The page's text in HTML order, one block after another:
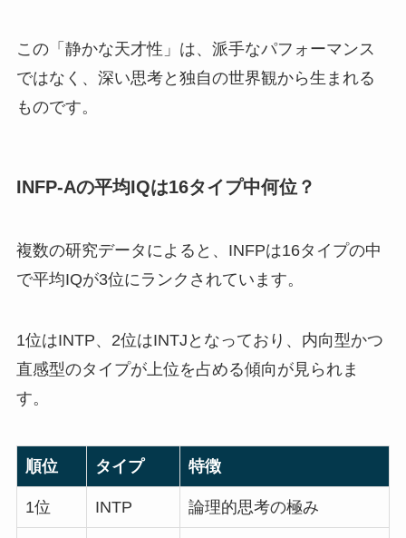
この「静かな天才性」は、派手なパフォーマンス
ではなく、深い思考と独自の世界観から生まれる
ものです。
INFP-Aの平均IQは16タイプ中何位？
複数の研究データによると、INFPは16タイプの中
で平均IQが3位にランクされています。
1位はINTP、2位はINTJとなっており、内向型かつ
直感型のタイプが上位を占める傾向が見られま
す。
順位 タイプ 特徴
1位 INTP 論理的思考の極み